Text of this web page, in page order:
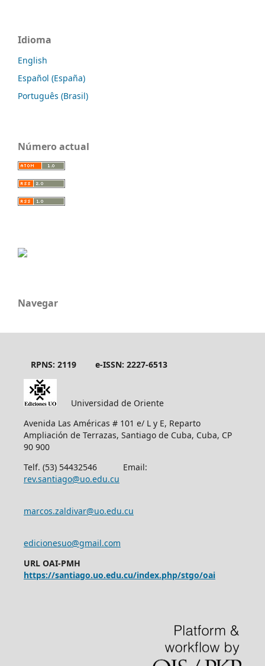
Idioma
English
Español (España)
Português (Brasil)
Número actual
Navegar
RPNS: 2119 e-ISSN: 2227-6513
Universidad de Oriente
Avenida Las Américas # 101 e/ L y E, Reparto
Ampliación de Terrazas, Santiago de Cuba, Cuba, CP
90 900
Telf. (53) 54432546 Email:
rev.santiago@uo.edu.cu
marcos.zaldivar@uo.edu.cu
edicionesuo@gmail.com
URL OAI-PMH
https://santiago.uo.edu.cu/index.php/stgo/oai